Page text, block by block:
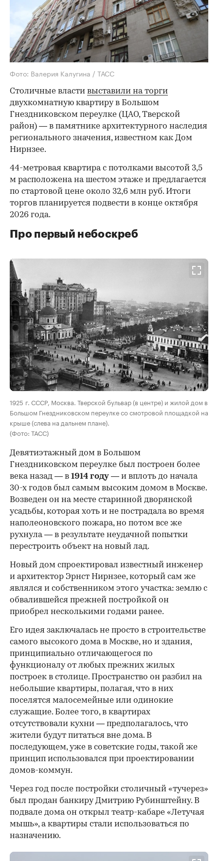
Фото: Валерия Калугина / ТАСС
Столичные власти выставили на торги
двухкомнатную квартиру в Большом
Гнездниковском переулке (ЦАО, Тверской
район) — в памятнике архитектурного наследия
регионального значения, известном как Дом
Нирнзее.
44-метровая квартира с потолками высотой 3,5
м расположена на шестом этаже и предлагается
по стартовой цене около 32,6 млн руб. Итоги
торгов планируется подвести в конце октября
2026 года.
Про первый небоскреб
00:00 / 00:00
1925 г. СССР, Москва. Тверской бульвар (в центре) и жилой дом в
Большом Гнездниковском переулке со смотровой площадкой на
крыше (слева на дальнем плане).
(Фото: ТАСС)
Девятиэтажный дом в Большом
Гнездниковском переулке был построен более
века назад — в 1914 году — и вплоть до начала
30-х годов был самым высоким домом в Москве.
Возведен он на месте старинной дворянской
усадьбы, которая хоть и не пострадала во время
наполеоновского пожара, но потом все же
рухнула — в результате неудачной попытки
перестроить объект на новый лад.
Новый дом спроектировал известный инженер
и архитектор Эрнст Нирнзее, который сам же
являлся и собственником этого участка: землю с
обвалившейся прежней постройкой он
приобрел несколькими годами ранее.
Его идея заключалась не просто в строительстве
самого высокого дома в Москве, но и здания,
принципиально отличающегося по
функционалу от любых прежних жилых
построек в столице. Пространство он разбил на
небольшие квартиры, полагая, что в них
поселятся малосемейные или одинокие
служащие. Более того, в квартирах
отсутствовали кухни — предполагалось, что
жители будут питаться вне дома. В
последующем, уже в советские годы, такой же
принцип использовался при проектировании
домов-коммун.
Через год после постройки столичный «тучерез»
был продан банкиру Дмитрию Рубинштейну. В
подвале дома он открыл театр-кабаре «Летучая
мышь», а квартиры стали использоваться по
назначению.